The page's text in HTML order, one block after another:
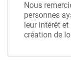
Nous
personnes
leur intérêt
création de